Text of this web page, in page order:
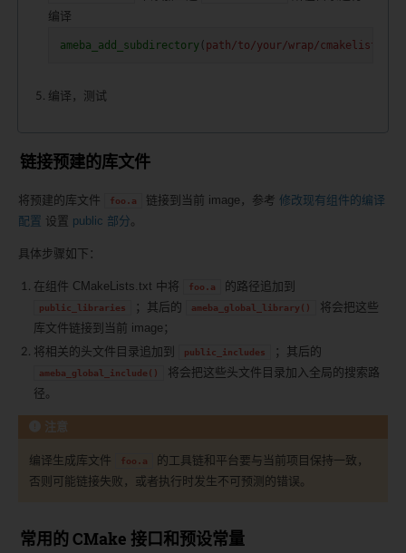
编译
ameba_add_subdirectory path/to/your/wrap/cmakelists
编译，测试
链接预建的库文件
将预建的库文件 foo.a 链接到当前 image，参考 修改现有组件的编译
配置 设置 public 部分。
具体步骤如下：
在组件 CMakeLists.txt 中将 foo.a 的路径追加到
public_libraries ；其后的 ameba_global_library()
将会把这些
库文件链接到当前 image；
将相关的头文件目录追加到
public_includes ；其后的
ameba_global_include()
将会把这些头文件目录加入全局的搜索路
径。
注意
编译生成库文件 foo.a
的工具链和平台要与当前项目保持一致，
否则可能链接失败，或者执行时发生不可预测的错误。
常用的 CMake 接口和预设常量